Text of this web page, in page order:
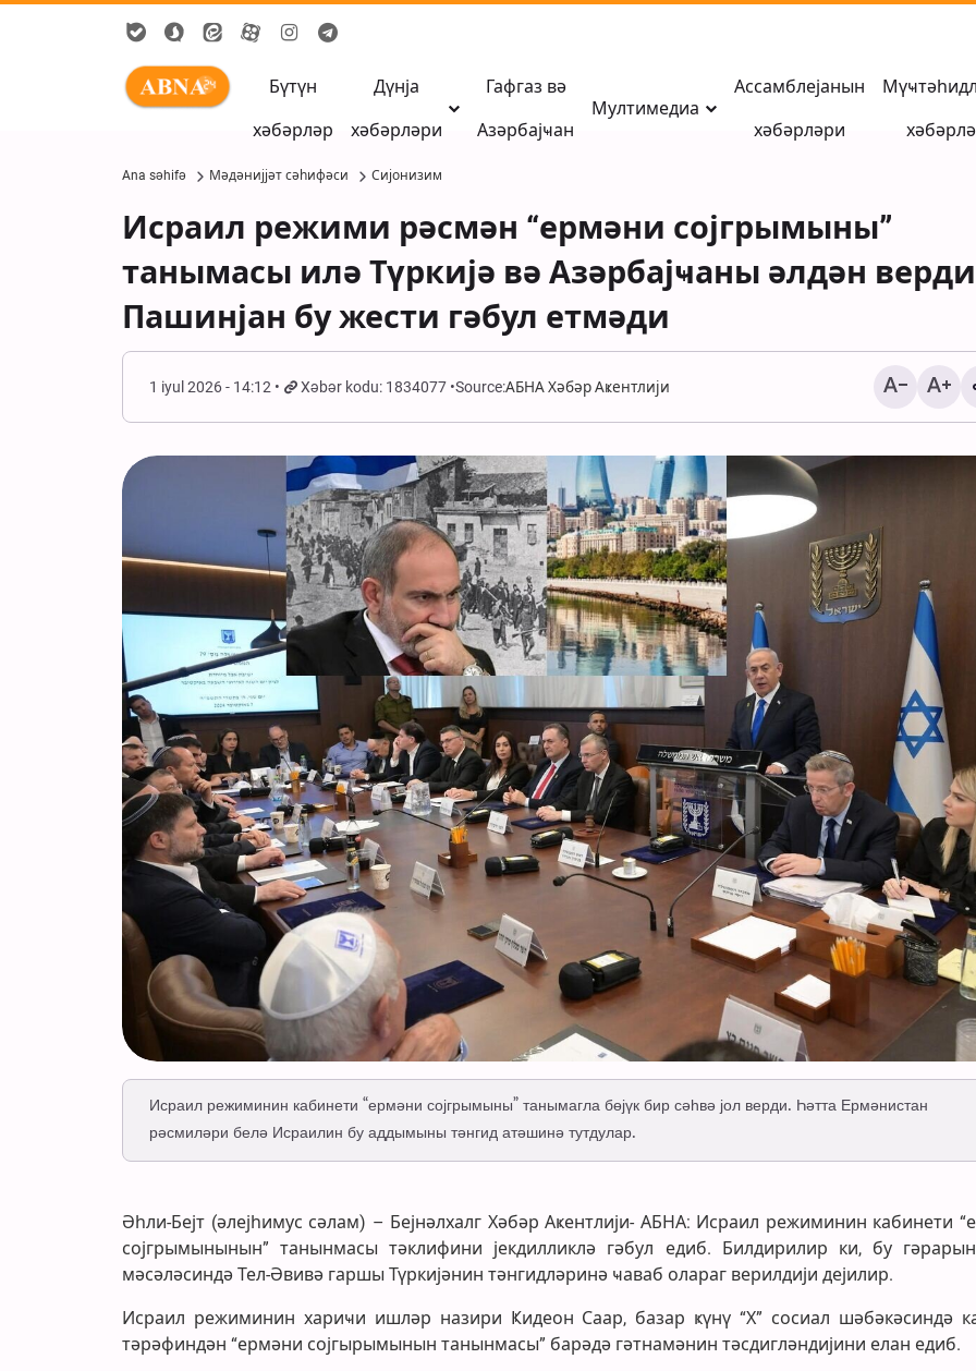
Бүтүн
хәбәрләр
Дүнја
хәбәрләри
Гафгаз вә
Азәрбајҹан
Мултимедиа
Ассамблејанын
хәбәрләри
Ana səhifə Мәдәнијјәт сәһифәси Сијонизим
Исраил режими рәсмән “ермәни сојгрымыны”
танымасы илә Түркијә вә Азәрбајҹаны әлдән
Пашинјан бу жести гәбул етмәди
1 iyul 2026 - 14:12 Xəbər kodu: 1834077 Source:АБНА Хәбәр Аҝентлији
Исраил режиминин кабинети “ермәни сојгрымыны” танымагла бөјүк бир сәһвә јол верди. Һәтта Ермәнистан
рәсмиләри белә Исраилин бу аддымыны тәнгид атәшинә тутдулар.
Әһли-Бејт (әлејһимус сәлам) – Бејнәлхалг Хәбәр Аҝентлији- АБНА: Исраил режиминин кабинети
сојгрымынынын” танынмасы тәклифини јекдилликлә гәбул едиб. Билдирилир ки, бу гәрарын
мәсәләсиндә Тел-Әвивә гаршы Түркијәнин тәнгидләринә ҹаваб олараг верилдији дејилир.
Исраил режиминин хариҹи ишләр назири Ҝидеон Саар, базар ҝүнү “Х” сосиал шәбәкәсиндә
тәрәфиндән “ермәни сојгырымынын танынмасы” барәдә гәтнамәнин тәсдигләндијини елан едиб.
групун үзвләри мәһв
едилди
олмаг вә сәдагәт
јениләмәк - 14